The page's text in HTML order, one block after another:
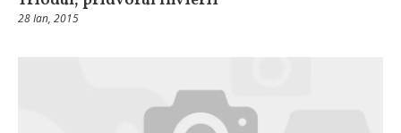
28 Ian, 2015